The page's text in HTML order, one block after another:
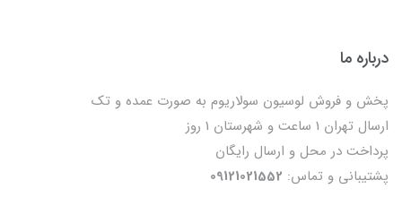
درباره ما
پخش و فروش لوسیون سولاریوم به صورت عمده و تک
ارسال تهران 1 ساعت و شهرستان 1 روز
پرداخت در محل و ارسال رایگان
پشتیبانی و تماس: 09121021552